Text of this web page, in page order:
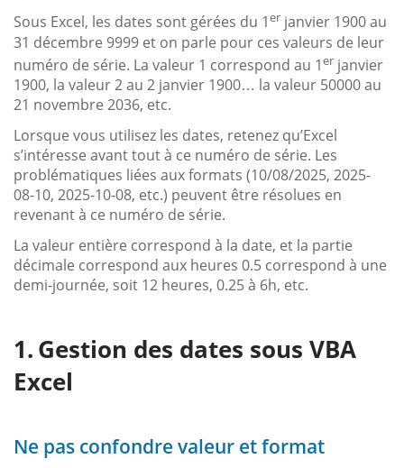
Sous Excel, les dates sont gérées du 1er janvier 1900 au
31 décembre 9999 et on parle pour ces valeurs de leur
numéro de série. La valeur 1 correspond au 1er janvier
1900, la valeur 2 au 2 janvier 1900… la valeur 50000 au
21 novembre 2036, etc.
Lorsque vous utilisez les dates, retenez qu’Excel
s’intéresse avant tout à ce numéro de série. Les
problématiques liées aux formats (10/08/2025, 2025-
08-10, 2025-10-08, etc.) peuvent être résolues en
revenant à ce numéro de série.
La valeur entière correspond à la date, et la partie
décimale correspond aux heures 0.5 correspond à une
demi-journée, soit 12 heures, 0.25 à 6h, etc.
Gestion des dates sous VBA
Excel
Ne pas confondre valeur et format